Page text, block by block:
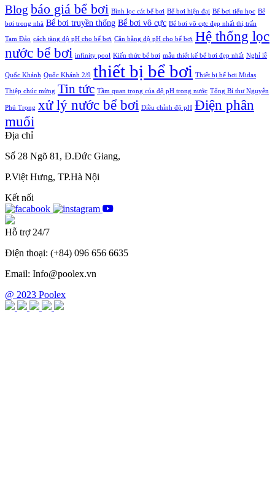
Blog báo giá bể bơi Bình lọc cát bể bơi Bể bơi hiện đại Bể bơi tiểu học Bể
bơi trong nhà Bể bơi truyền thống Bể bơi vô cực Bể bơi vô cực đẹp nhất thị trấn
Tam Đảo cách tăng độ pH cho bể bơi Cân bằng độ pH cho bể bơi Hệ thống lọc
nước bể bơi infinity pool Kiến thức bể bơi mẫu thiết kế bể bơi đẹp nhất Nghỉ lễ
Quốc Khánh Quốc Khánh 2/9 thiết bị bể bơi Thiết bị bể bơi Midas
Thiệp chúc mừng Tin tức Tầm quan trọng của độ pH trong nước Tổng Bí thư Nguyễn
Phú Trọng xử lý nước bể bơi Điều chỉnh độ pH Điện phân
muối
Địa chỉ
Số 28 Ngõ 81, Đ.Đức Giang,
P.Việt Hưng, TP.Hà Nội
Kết nối
Hỗ trợ 24/7
Điện thoại: (+84) 096 656 6635
Email: Info@poolex.vn
@ 2023 Poolex